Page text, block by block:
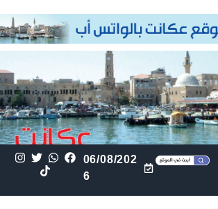
06/08/202
6